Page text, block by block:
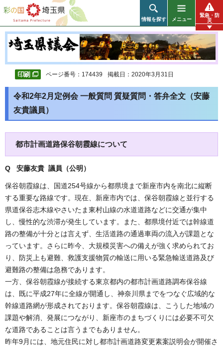
彩の国 埼玉県
情報を探す メニュー
緊急・防
災
ページ番号：174439 掲載日：2020年3月31日
令和2年2月定例会 一般質問 質疑質問・答弁全文（安藤
友貴議員）
都市計画道路保谷朝霞線について
Q 安藤友貴 議員（公明 ）
保谷朝霞線は、国道254号線から都県境まで新座市内を南北に縦断
する重要な路線です。現在、新座市内では、保谷朝霞線と並行する
県道保谷志木線やさいたま東村山線の水道道路などに交通が集中
し、慢性的な渋滞が発生しています。また、都県境付近では幹線道
路の整備が十分とは言えず、生活道路の通過車両の流入が課題とな
っています。さらに昨今、大規模災害への備えが強く求められてお
り、防災上も避難、救護支援物質の輸送に用いる緊急輸送道路及び
避難路の整備は急務であります。
一方、保谷朝霞線が接続する東京都内の都市計画道路調布保谷線
は、既に平成27年に全線が開通し、神奈川県までをつなぐ広域的な
幹線道路網が形成されております。保谷朝霞線は、こうした地域の
課題や解消、発展につながり、新座市のまちづくりには必要不可欠
な道路であることは言うまでもありません。
昨年9月には、地元住民に対し都市計画道路変更素案説明会が開催さ